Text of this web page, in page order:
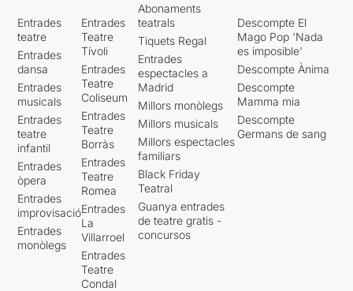
Entrades
teatre
Entrades
dansa
Entrades
musicals
Entrades
teatre
infantil
Entrades
òpera
Entrades
improvisació
Entrades
monòlegs
Entrades
Teatre
Tívoli
Entrades
Teatre
Coliseum
Entrades
Teatre
Borràs
Entrades
Teatre
Romea
Entrades
La
Villarroel
Entrades
Teatre
Condal
Abonaments
teatrals
Tiquets Regal
Entrades
espectacles a
Madrid
Millors monòlegs
Millors musicals
Millors espectacles
familiars
Black Friday
Teatral
Guanya entrades
de teatre gratis -
concursos
Descompte El
Mago Pop 'Nada
es imposible'
Descompte Ànima
Descompte
Mamma mia
Descompte
Germans de sang